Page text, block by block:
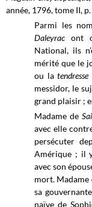
année, 1796, tome II,
Parmi les
Daleyrac ont
National, ils
mérité que le
ou latendresse
messidor, le
grand plaisir ;
Madame de
avec elle
persécuter
Amérique ; il
avec son
mort. Madame
sa
naïve de